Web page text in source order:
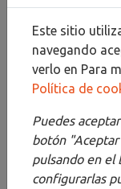
Este sitio
navegando
verlo en Para
Política de
Puedes
botón "Aceptar
pulsando en el
configurarlas